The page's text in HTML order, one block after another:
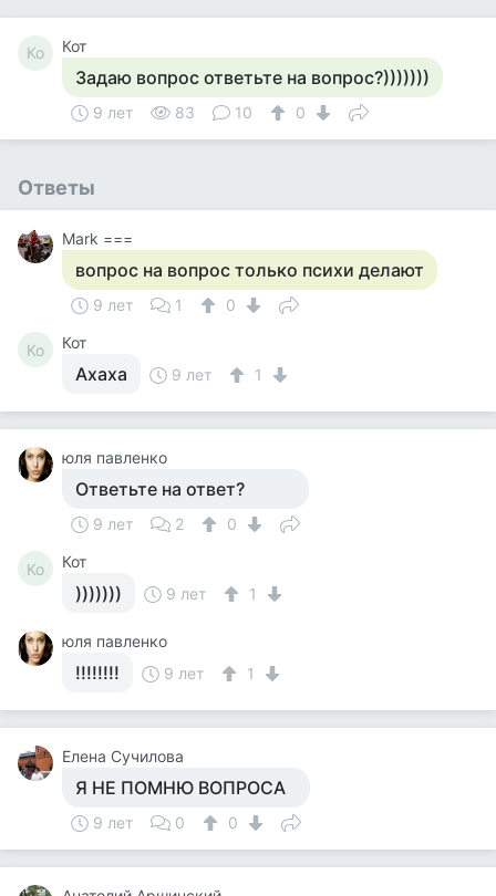
Ко Кот
Задаю вопрос ответьте на вопрос?)))))))
9 лет 83 10 0
Ответы
Mark ===
вопрос на вопрос только психи делают
9 лет 1 0
Ко Кот
Ахаха 9 лет 1
юля павленко
Ответьте на ответ?
9 лет 2 0
Ко Кот
))))))) 9 лет 1
юля павленко
!!!!!!!! 9 лет 1
Елена Сучилова
Я НЕ ПОМНЮ ВОПРОСА
9 лет 0 0